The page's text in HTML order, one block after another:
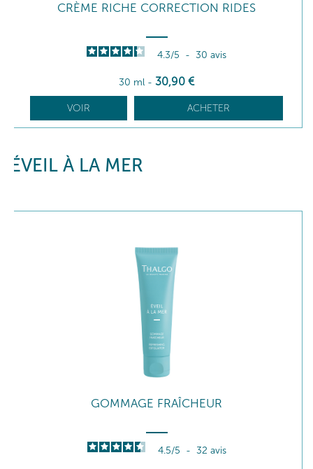
CRÈME RICHE CORRECTION RIDES
4.3/5 - 30 avis
30 ml - 30,90 €
VOIR ACHETER
ÉVEIL À LA MER
GOMMAGE FRAÎCHEUR
4.5/5 - 32 avis